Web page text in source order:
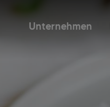
Unternehmen